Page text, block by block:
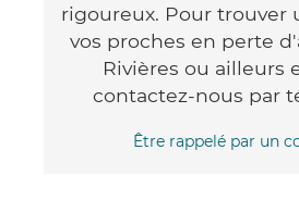
rigoureux. Pour trouver
vos proches en perte
Rivières ou ailleurs
contactez-nous par
Être rappelé par un